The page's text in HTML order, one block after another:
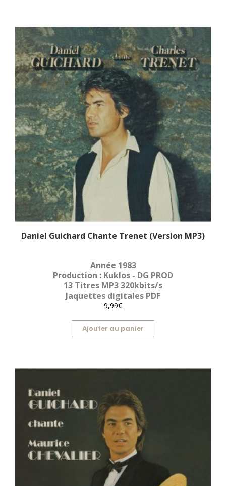
Daniel Guichard Chante Trenet (Version MP3)
Année 1983
Production : Kuklos - DG PROD
13 Titres MP3 320kbits/s
Jaquettes digitales PDF
9,99€
Ajouter au panier